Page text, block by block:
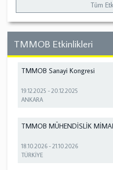
Tüm
TMMOB Etkinlikleri
TMMOB Sanayi Kongresi
19.12.2025 -20.12.2025
ANKARA
TMMOB MÜHENDİSLİK
18.10.2026 -21.10.2026
TÜRKİYE